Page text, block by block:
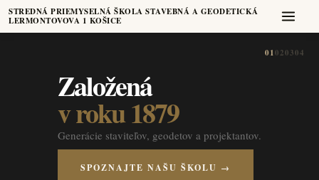
STREDNÁ PRIEMYSELNÁ ŠKOLA STAVEBNÁ A GEODETICKÁ
LERMONTOVOVA 1 KOŠICE
01020304
Založená
v roku 1879
Generácie staviteľov, geodetov a projektantov.
SPOZNAJTE NAŠU ŠKOLU →